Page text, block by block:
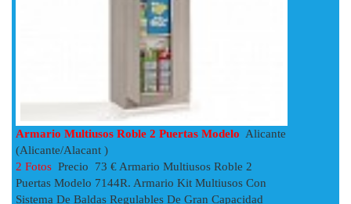
Armario Multiusos Roble 2 Puertas Modelo Alicante
(Alicante/Alacant )
2 Fotos Precio 73 € Armario Multiusos Roble 2
Puertas Modelo 7144R. Armario Kit Multiusos Con
Sistema De Baldas Regulables De Gran Capacidad